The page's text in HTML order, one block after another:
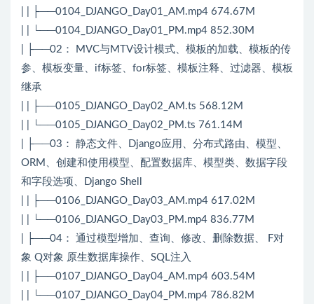
| | ├──0104_DJANGO_Day01_AM.mp4 674.67M
| | └──0104_DJANGO_Day01_PM.mp4 852.30M
| ├──02： MVC与MTV设计模式、模板的加载、模板的传
参、模板变量、if标签、for标签、模板注释、过滤器、模板
继承
| | ├──0105_DJANGO_Day02_AM.ts 568.12M
| | └──0105_DJANGO_Day02_PM.ts 761.14M
| ├──03： 静态文件、Django应用、分布式路由、模型、
ORM、创建和使用模型、配置数据库、模型类、数据字段
和字段选项、Django Shell
| | ├──0106_DJANGO_Day03_AM.mp4 617.02M
| | └──0106_DJANGO_Day03_PM.mp4 836.77M
| ├──04： 通过模型增加、查询、修改、删除数据、 F对
象 Q对象 原生数据库操作、SQL注入
| | ├──0107_DJANGO_Day04_AM.mp4 603.54M
| | └──0107_DJANGO_Day04_PM.mp4 786.82M